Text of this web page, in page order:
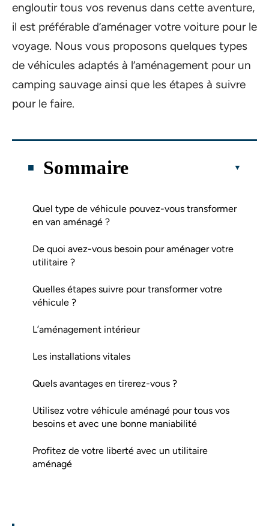
engloutir tous vos revenus dans cette aventure,
il est préférable d’aménager votre voiture pour le
voyage. Nous vous proposons quelques types
de véhicules adaptés à l’aménagement pour un
camping sauvage ainsi que les étapes à suivre
pour le faire.
Sommaire
Quel type de véhicule pouvez-vous transformer
en van aménagé ?
De quoi avez-vous besoin pour aménager votre
utilitaire ?
Quelles étapes suivre pour transformer votre
véhicule ?
L’aménagement intérieur
Les installations vitales
Quels avantages en tirerez-vous ?
Utilisez votre véhicule aménagé pour tous vos
besoins et avec une bonne maniabilité
Profitez de votre liberté avec un utilitaire
aménagé